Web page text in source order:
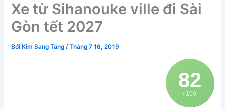
Xe từ Sihanouke ville đi Sài
Gòn tết 2027
Bởi Kim Sang Tăng/Tháng 7 16, 2019
82
/ 100